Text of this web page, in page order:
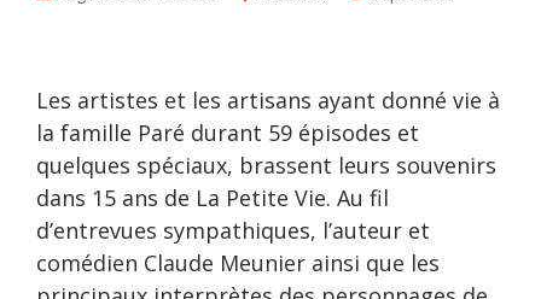
Les artistes et les artisans ayant donné vie à
la famille Paré durant 59 épisodes et
quelques spéciaux, brassent leurs souvenirs
dans 15 ans de La Petite Vie. Au fil
d’entrevues sympathiques, l’auteur et
comédien Claude Meunier ainsi que les